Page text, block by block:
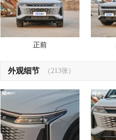
正前
外观细节 （213张）